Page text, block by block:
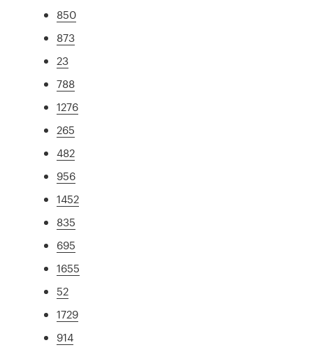
850
873
23
788
1276
265
482
956
1452
835
695
1655
52
1729
914